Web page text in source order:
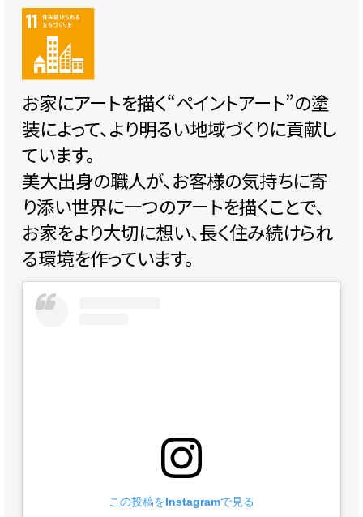
お家にアートを描く“ペイントアート”の塗
装によって、より明るい地域づくりに貢献し
ています。
美大出身の職人が、お客様の気持ちに寄
り添い世界に一つのアートを描くことで、
お家をより大切に想い、長く住み続けられ
る環境を作っています。
この投稿をInstagramで見る